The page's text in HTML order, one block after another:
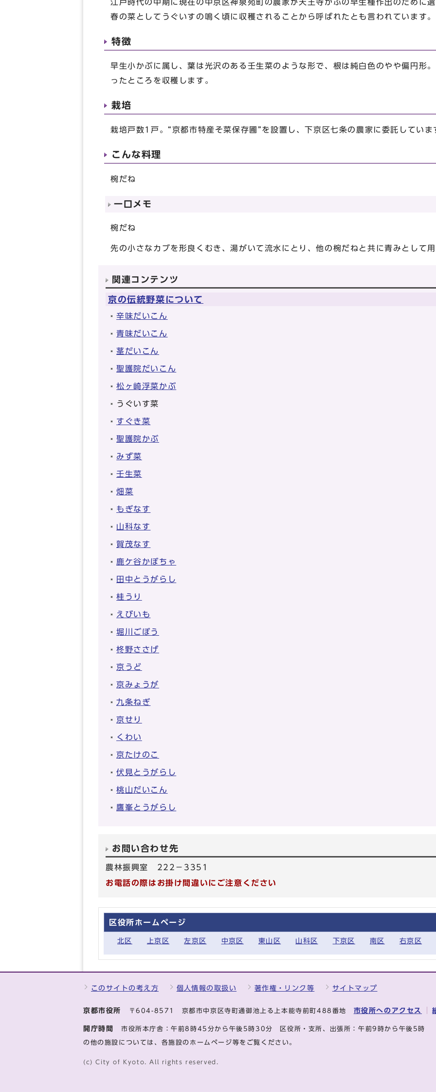
江戸時代の中期に現在の中京区神泉苑町の農家が天王寺かぶの早生種作出のために
春の菜としてうぐいすの鳴く頃に収穫されることから呼ばれたとも言われています。
特徴
早生小かぶに属し、葉は光沢のある壬生菜のような形で、根は純白色のやや偏円形
ったところを収穫します。
栽培
栽培戸数1戸。“京都市特産そ菜保存圃”を設置し、下京区七条の農家に委託していま
こんな料理
椀だね
一口メモ
椀だね
先の小さなカブを形良くむき、湯がいて流水にとり、他の椀だねと共に青みとして
関連コンテンツ
京の伝統野菜について
辛味だいこん
青味だいこん
茎だいこん
聖護院だいこん
松ヶ崎浮菜かぶ
うぐいす菜
すぐき菜
聖護院かぶ
みず菜
壬生菜
畑菜
もぎなす
山科なす
賀茂なす
鹿ケ谷かぼちゃ
田中とうがらし
桂うり
えびいも
堀川ごぼう
柊野ささげ
京うど
京みょうが
九条ねぎ
京せり
くわい
京たけのこ
伏見とうがらし
桃山だいこん
鷹峯とうがらし
お問い合わせ先
農林振興室 222－3351
お電話の際はお掛け間違いにご注意ください
区役所ホームページ
北区 上京区 左京区 中京区 東山区 山科区 下京区 南区 右京区
このサイトの考え方 個人情報の取扱い 著作権・リンク等 サイトマップ
京都市役所 〒604-8571 京都市中京区寺町通御池上る上本能寺前町488番地 市役所へのアクセス
開庁時間 市役所本庁舎：午前8時45分から午後5時30分 区役所・支所、出張所：午前9時から午後5時
の他の施設については、各施設のホームページ等をご覧ください。
(c) City of Kyoto. All rights reserved.